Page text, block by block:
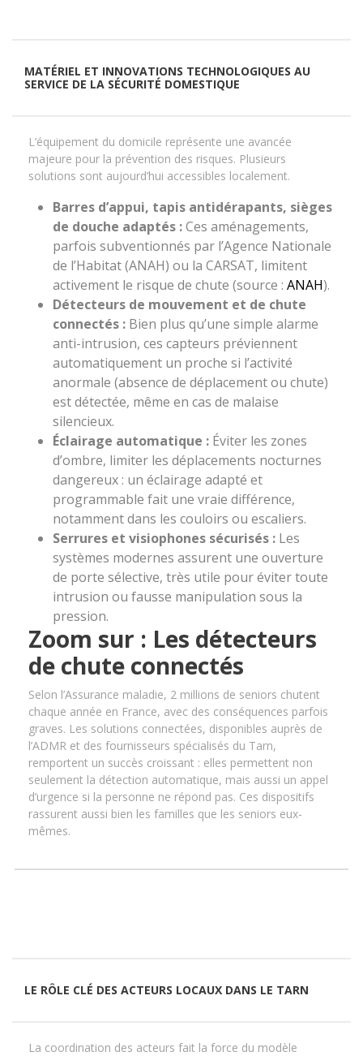
MATÉRIEL ET INNOVATIONS TECHNOLOGIQUES AU
SERVICE DE LA SÉCURITÉ DOMESTIQUE
L’équipement du domicile représente une avancée
majeure pour la prévention des risques. Plusieurs
solutions sont aujourd’hui accessibles localement.
Barres d’appui, tapis antidérapants, sièges
de douche adaptés :Ces aménagements,
parfois subventionnés par l’Agence Nationale
de l’Habitat (ANAH) ou la CARSAT, limitent
activement le risque de chute (source : ANAH).
Détecteurs de mouvement et de chute
connectés : Bien plus qu’une simple alarme
anti-intrusion, ces capteurs préviennent
automatiquement un proche si l’activité
anormale (absence de déplacement ou chute)
est détectée, même en cas de malaise
silencieux.
Éclairage automatique : Éviter les zones
d’ombre, limiter les déplacements nocturnes
dangereux : un éclairage adapté et
programmable fait une vraie différence,
notamment dans les couloirs ou escaliers.
Serrures et visiophones sécurisés : Les
systèmes modernes assurent une ouverture
de porte sélective, très utile pour éviter toute
intrusion ou fausse manipulation sous la
pression.
Zoom sur : Les détecteurs
de chute connectés
Selon l’Assurance maladie, 2 millions de seniors chutent
chaque année en France, avec des conséquences parfois
graves. Les solutions connectées, disponibles auprès de
l’ADMR et des fournisseurs spécialisés du Tarn,
remportent un succès croissant : elles permettent non
seulement la détection automatique, mais aussi un appel
d’urgence si la personne ne répond pas. Ces dispositifs
rassurent aussi bien les familles que les seniors eux-
mêmes.
LE RÔLE CLÉ DES ACTEURS LOCAUX DANS LE TARN
La coordination des acteurs fait la force du modèle